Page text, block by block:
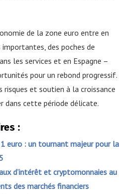
de la zone euro entre en
des poches de
les services et en Espagne –
pour un rebond progressif.
risques et soutien à la croissance
dans cette période délicate.
:
euro : un tournant majeur pour la
d’intérêt et cryptomonnaies au
des marchés financiers